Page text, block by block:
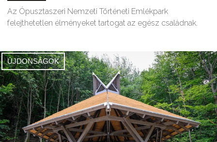
Az Ópusztaszeri Nemzeti Történeti Emlékpark
felejthetetlen élményeket tartogat az egész családnak.
ÚJDONSÁGOK